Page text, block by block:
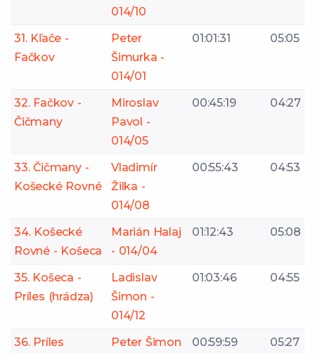
014/10
31. Kľače -
Fačkov
Peter
Šimurka -
014/01
01:01:31 05:05
32. Fačkov -
Čičmany
Miroslav
Pavol -
014/05
00:45:19 04:27
33. Čičmany -
Košecké Rovné
Vladimír
Žilka -
014/08
00:55:43 04:53
34. Košecké
Rovné - Košeca
Marián Halaj
- 014/04
01:12:43 05:08
35. Košeca -
Príles (hrádza)
Ladislav
Šimon -
014/12
01:03:46 04:55
36. Príles
Peter Šimon
00:59:59 05:27